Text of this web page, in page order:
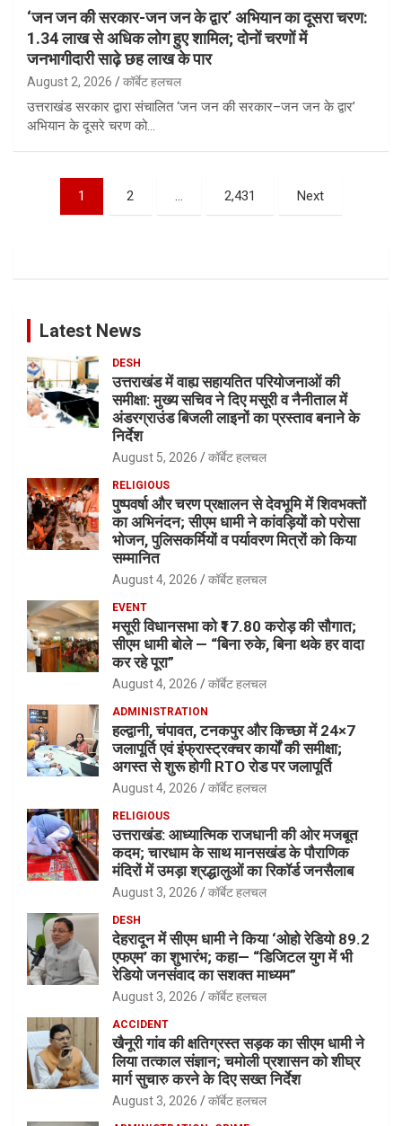
‘जन जन की सरकार-जन जन के द्वार’ अभियान का दूसरा चरण:
1.34 लाख से अधिक लोग हुए शामिल; दोनों चरणों में
जनभागीदारी साढ़े छह लाख के पार
August 2, 2026 कॉर्बेट हलचल
उत्तराखंड सरकार द्वारा संचालित ‘जन जन की सरकार–जन जन के द्वार’
अभियान के दूसरे चरण को…
pagination
1 2 … 2,431 Next
Latest News
DESH
उत्तराखंड में वाह्य सहायतित परियोजनाओं की
समीक्षा: मुख्य सचिव ने दिए मसूरी व नैनीताल में
अंडरग्राउंड बिजली लाइनों का प्रस्ताव बनाने के
निर्देश
August 5, 2026 कॉर्बेट हलचल
RELIGIOUS
पुष्पवर्षा और चरण प्रक्षालन से देवभूमि में शिवभक्तों
का अभिनंदन; सीएम धामी ने कांवड़ियों को परोसा
भोजन, पुलिसकर्मियों व पर्यावरण मित्रों को किया
सम्मानित
August 4, 2026 कॉर्बेट हलचल
EVENT
मसूरी विधानसभा को ₹17.80 करोड़ की सौगात;
सीएम धामी बोले — “बिना रुके, बिना थके हर वादा
कर रहे पूरा”
August 4, 2026 कॉर्बेट हलचल
ADMINISTRATION
हल्द्वानी, चंपावत, टनकपुर और किच्छा में 24×7
जलापूर्ति एवं इंफ्रास्ट्रक्चर कार्यों की समीक्षा;
अगस्त से शुरू होगी RTO रोड पर जलापूर्ति
August 4, 2026 कॉर्बेट हलचल
RELIGIOUS
उत्तराखंड: आध्यात्मिक राजधानी की ओर मजबूत
कदम; चारधाम के साथ मानसखंड के पौराणिक
मंदिरों में उमड़ा श्रद्धालुओं का रिकॉर्ड जनसैलाब
August 3, 2026 कॉर्बेट हलचल
DESH
देहरादून में सीएम धामी ने किया ‘ओहो रेडियो 89.2
एफएम’ का शुभारंभ; कहा— “डिजिटल युग में भी
रेडियो जनसंवाद का सशक्त माध्यम”
August 3, 2026 कॉर्बेट हलचल
ACCIDENT
खैनूरी गांव की क्षतिग्रस्त सड़क का सीएम धामी ने
लिया तत्काल संज्ञान; चमोली प्रशासन को शीघ्र
मार्ग सुचारु करने के दिए सख्त निर्देश
August 3, 2026 कॉर्बेट हलचल